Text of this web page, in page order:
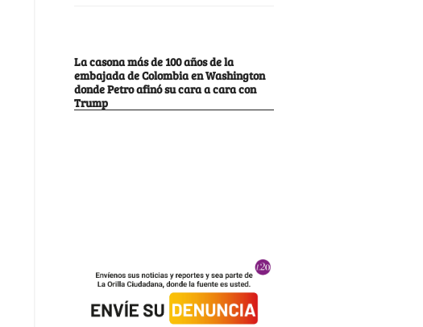
La casona más de 100 años de la
embajada de Colombia en Washington
donde Petro afinó su cara a cara con
Trump